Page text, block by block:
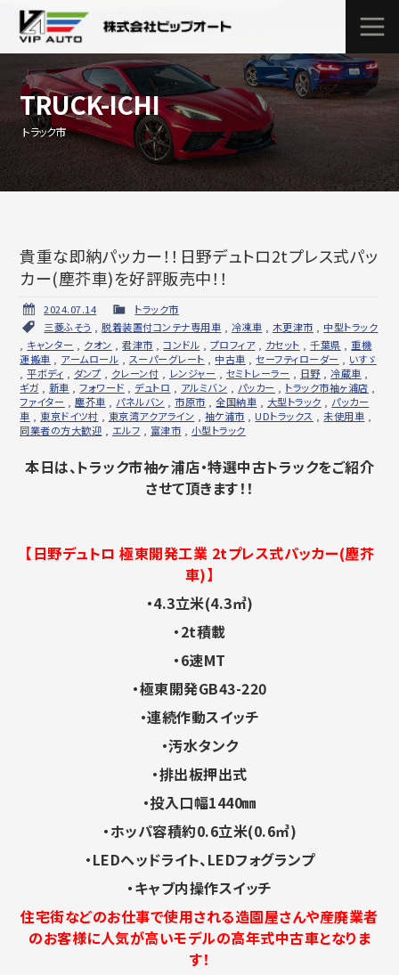
TRUCK-ICHI
トラック市
貴重な即納パッカー！！日野デュトロ2tプレス式パッ
カー(塵芥車)を好評販売中！！
2024.07.14
トラック市
三菱ふそう
,脱着装置付コンテナ専用車 冷凍車 木更津市
中型トラック
キャンター クオン ,君津市 ,コンドル プロフィア, カセット ,千葉県 ,重機
運搬車
アームロール スーパーグレート 中古車 ,セーフティローダー
いすゞ
,平ボディ ダンプ クレーン付 レンジャー セミトレーラー 日野 ,冷蔵車
ギガ
新車 ,フォワード デュトロ アルミバン パッカー トラック市袖ヶ浦店
ファイター
,塵芥車 パネルバン ,市原市 ,全国納車 大型トラック
パッカー
車
東京ドイツ村 東京湾アクアライン 袖ケ浦市 UDトラックス ,未使用車
同業者の方大歓迎
エルフ 富津市 小型トラック
本日は、トラック市袖ヶ浦店・特選中古トラックをご紹介
させて頂きます！！
【日野デュトロ 極東開発工業 2tプレス式パッカー(塵芥
車)】
・4.3立米(4.3㎥)
・2t積載
・6速MT
・極東開発GB43-220
・連続作動スイッチ
・汚水タンク
・排出板押出式
・投入口幅1440㎜
・ホッパ容積約0.6立米(0.6㎥)
・LEDヘッドライト、LEDフォグランプ
・キャブ内操作スイッチ
住宅街などのお仕事で使用される造園屋さんや産廃業者
のお客様に人気が高いモデルの高年式中古車となりま
す！